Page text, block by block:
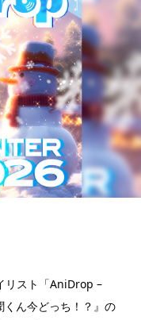
リスト「AniDrop –
ん今どっち！？』の